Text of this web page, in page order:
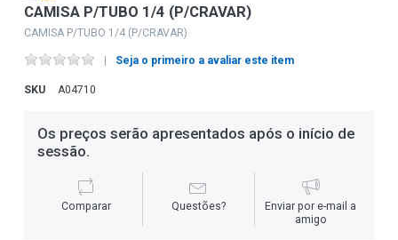
CAMISA P/TUBO 1/4 (P/CRAVAR)
CAMISA P/TUBO 1/4 (P/CRAVAR)
Seja o primeiro a avaliar este item
SKU A04710
Os preços serão apresentados após o início de
sessão.
Comparar Questões?
Enviar por e-mail a
amigo